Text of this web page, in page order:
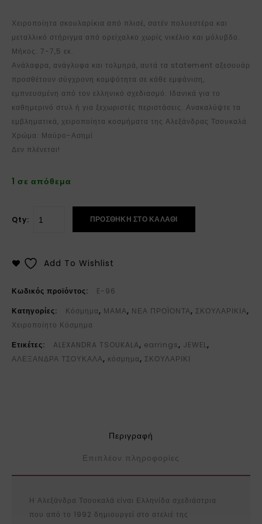
Χειροποίητα σκουλαρίκια από πλισέ, σατέν πολυεστέρα και
μεταλλικό στήριγμα από ορείχαλκο χωρίς νικέλιο και μόλυβδο.
Μήκος: 7-7,5 εκ.
Ανάλαφρα, ανάγλυφα και τολμηρά, αυτά τα statement αξεσουάρ
προσθέτουν σύγχρονη κομψότητα σε κάθε εμφάνιση,
εμπνευσμένη από τον ελληνικό σχεδιασμό. Ιδανικά για το
καθημερινό στυλ ή για ξεχωριστές περιστάσεις. Ανακαλύψτε τα
εμβληματικά, χειροποίητα κοσμήματα της Αλεξάνδρας Τσουκαλά.
Χρώμα: Μαύρο-Ασημί
Δεν πλένεται!
1 σε απόθεμα
Qty: ΠΡΟΣΘΉΚΗ ΣΤΟ ΚΑΛΆΘΙ
Add To Wishlist
Κωδικός προϊόντος:
E-96
Κατηγορίες:
Κόσμημα, ΜΑΜΑ, ΝΕΑ ΠΡΟΪΟΝΤΑ, ΣΚΟΥΛΑΡΙΚΙΑ,
Χειροποίητο Κόσμημα
Ετικέτες:
ALEXANDRA TSOUKALA, earrings, JEWEL,
ΑΛΕΞΑΝΔΡΑ ΤΣΟΥΚΑΛΑ, κόσμημα, ΣΚΟΥΛΑΡΙΚΙ
Περιγραφή
Επιπλέον πληροφορίες
Η Αλεξάνδρα Τσουκαλά είναι Ελληνίδα σχεδιάστρια
που από το 1992 δημιουργεί στο ατελιέ της